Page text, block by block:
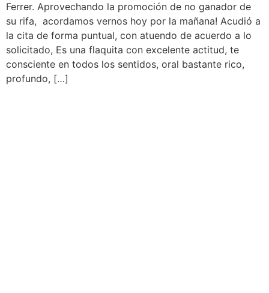
Ferrer. Aprovechando la promoción de no ganador de
su rifa, acordamos vernos hoy por la mañana! Acudió a
la cita de forma puntual, con atuendo de acuerdo a lo
solicitado, Es una flaquita con excelente actitud, te
consciente en todos los sentidos, oral bastante rico,
profundo, […]